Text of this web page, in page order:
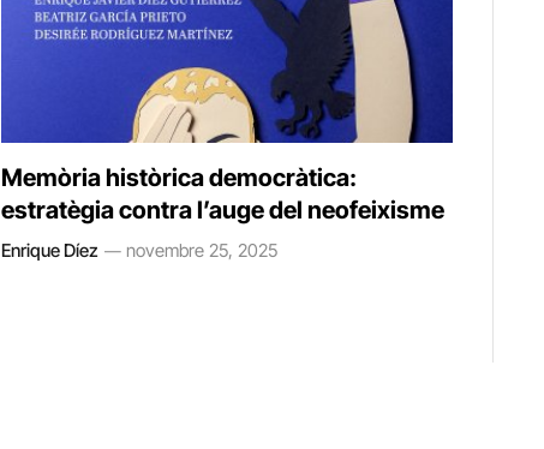
Memòria històrica democràtica:
estratègia contra l’auge del neofeixisme
Enrique Díez novembre 25, 2025